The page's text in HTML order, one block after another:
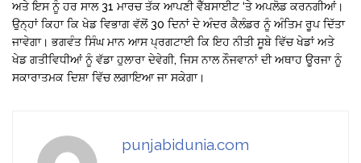
ਅਤੇ ਇਸ ਨੂੰ ਹਰ ਸਾਲ 31 ਮਾਰਚ ਤੱਕ ਆਪਣੀ ਵੈੱਬਸਾਈਟ ‘ਤੇ ਅਪਲੋਡ ਕਰਨਗੀਆਂ।
ਉਨ੍ਹਾਂ ਕਿਹਾ ਕਿ ਖੇਡ ਵਿਭਾਗ ਵੱਲੋਂ 30 ਦਿਨਾਂ ਦੇ ਅੰਦਰ ਕੈਲੰਡਰ ਨੂੰ ਅੰਤਿਮ ਰੂਪ ਦਿੱਤਾ
ਜਾਵੇਗਾ। ਭਗਵੰਤ ਸਿੰਘ ਮਾਨ ਆਸ ਪ੍ਰਗਟਾਈ ਕਿ ਇਹ ਨੀਤੀ ਸੂਬੇ ਵਿੱਚ ਖੇਡਾਂ ਅਤੇ
ਖੇਡ ਗਤੀਵਿਧੀਆਂ ਨੂੰ ਵੱਡਾ ਹੁਲਾਰਾ ਦੇਵੇਗੀ, ਜਿਸ ਨਾਲ ਨੌਜਵਾਨਾਂ ਦੀ ਅਥਾਹ ਊਰਜਾ ਨੂੰ
ਸਕਾਰਾਤਮਕ ਦਿਸ਼ਾ ਵਿੱਚ ਲਗਾਇਆ ਜਾ ਸਕੇਗਾ।
punjabidunia.com